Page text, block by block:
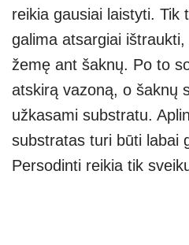
reikia gausiai laistyti. Tik
galima atsargiai
žemę ant šaknų. Po to
atskirą vazoną, o šaknų
užkasami substratu.
substratas turi būti labai
Persodinti reikia tik